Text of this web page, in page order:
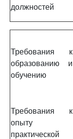
должностей
Требования к
образованию и
обучению
Требования к
опыту
практической